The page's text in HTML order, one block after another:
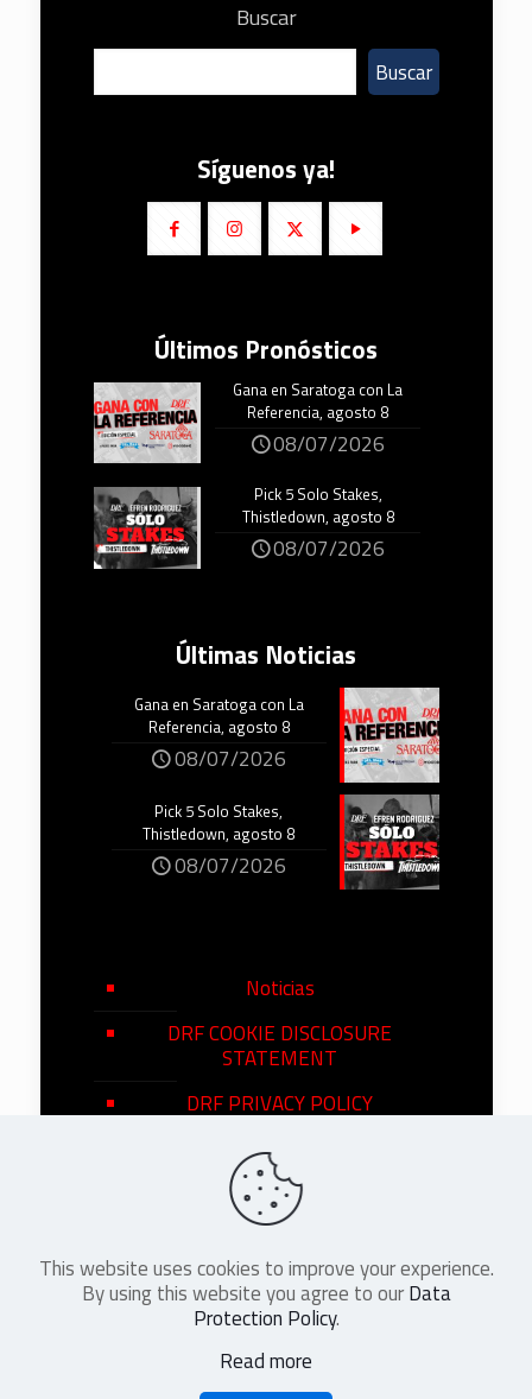
Buscar
Buscar
Síguenos ya!
Últimos Pronósticos
Gana en Saratoga con La
Referencia, agosto 8
08/07/2026
Pick 5 Solo Stakes,
Thistledown, agosto 8
08/07/2026
Últimas Noticias
Gana en Saratoga con La
Referencia, agosto 8
08/07/2026
Pick 5 Solo Stakes,
Thistledown, agosto 8
08/07/2026
Noticias
DRF COOKIE DISCLOSURE
STATEMENT
DRF PRIVACY POLICY
©2026DRF en Español. All Rights
Reserved
This website uses cookies to improve your experience.
By using this website you agree to ourData
Protection Policy.
Read more